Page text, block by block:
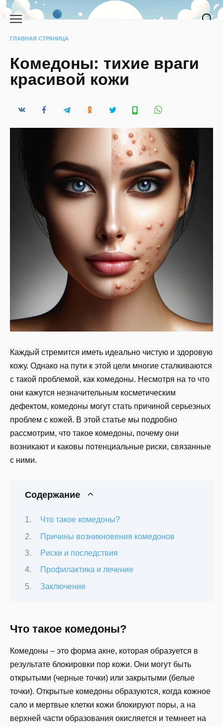
Перейти
ГЛАВНАЯ СТРАНИЦА
Комедоны: тихие враги
красивой кожи
Каждый стремится иметь идеально чистую и здоровую
кожу. Однако на пути к этой цели многие сталкиваются
с такой проблемой, как комедоны. Несмотря на то что
они кажутся незначительным косметическим
дефектом, комедоны могут стать причиной серьезных
проблем с кожей. В этой статье мы подробно
рассмотрим, что такое комедоны, почему они
возникают и каковы потенциальные риски, связанные
с ними.
Содержание
Что такое комедоны?
Причины возникновения комедонов
Риски и последствия
Профилактика и лечение
Заключение
Что такое комедоны?
Комедоны – это форма акне, которая образуется в
результате блокировки пор кожи. Они могут быть
открытыми (черные точки) или закрытыми (белые
точки). Открытые комедоны образуются, когда кожное
сало и мертвые клетки кожи блокируют поры, а на
верхней части образования окисляется и темнеет на